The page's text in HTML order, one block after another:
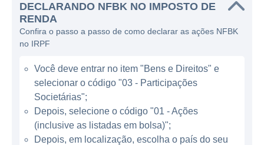
empréstimos comerciais e hipotecas. A
receita da empresa é gerada principalmente
através da concessão de empréstimos e da
Através de sua rede de agências, a
Northfield Bank busca atender às
necessidades financeiras de seus clientes,
proporcionando serviços personalizados e
acessíveis.
DECLARANDO NFBK NO IMPOSTO DE
RENDA
Confira o passo a passo de como declarar as ações NFBK
no IRPF
Você deve entrar no item "Bens e Direitos" e
selecionar o código "03 - Participações
Societárias";
Depois, selecione o código "01 - Ações
(inclusive as listadas em bolsa)";
Depois, em localização, escolha o país do seu